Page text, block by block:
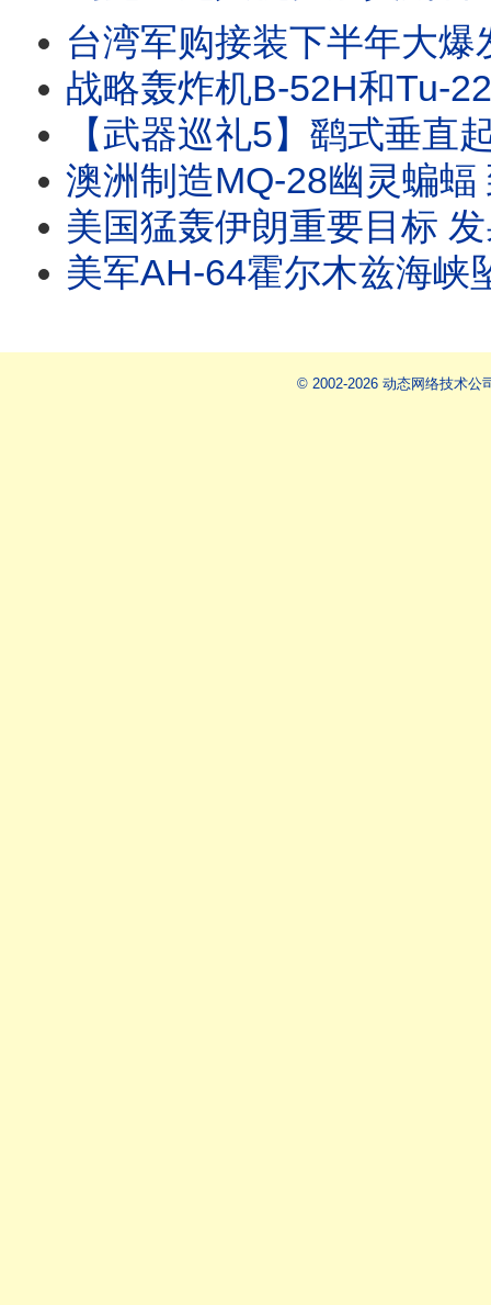
台湾军购接装下半年大爆发 F-16V MQ-9B 陆射鱼叉 火山布雷系统
战略轰炸机B-52H和Tu-22M3 同一天先后折戟 B-52正在进行雷达现代
【武器巡礼5】鹞式垂直起降战机半个世纪的传奇 福克兰战争一战封神 AV-8B陆战队最爱的
澳洲制造MQ-28幽灵蝙蝠 到美国海军基地试飞 要争取海军订单 波音莱茵金
美国猛轰伊朗重要目标 发射49枚战斧导弹 美军阿帕奇直升机遇奇迹 越来越多商船
美军AH-64霍尔木兹海峡坠毁 首次出动无人艇救助士兵 美对伊朗猛烈还击 阿帕
© 2002-2026 动态网络技术公